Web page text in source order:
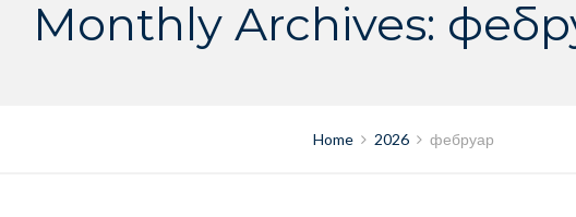
Monthly Archives:
Home 2026 фебруар